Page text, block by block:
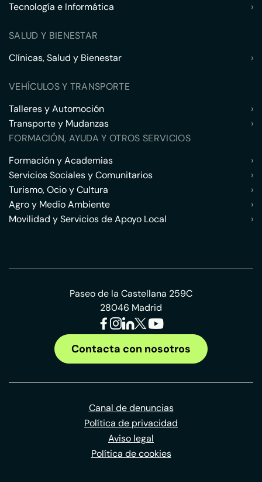
Tecnología e Informática
›
SALUD Y BIENESTAR
Clínicas, Salud y Bienestar
›
VEHÍCULOS Y TRANSPORTE
Talleres y Automoción
›
Transporte y Mudanzas
›
FORMACIÓN, AYUDA Y OTROS SERVICIOS
Formación y Academias
›
Servicios Sociales y Comunitarios
›
Turismo, Ocio y Cultura
›
Agro y Medio Ambiente
›
Movilidad y Servicios de Apoyo Local
›
Paseo de la Castellana 259C
28046 Madrid
Contacta con nosotros
Canal de denuncias
Política de privacidad
Aviso legal
Política de cookies